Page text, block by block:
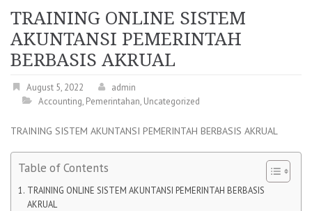
TRAINING ONLINE SISTEM
AKUNTANSI PEMERINTAH
BERBASIS AKRUAL
August 5, 2022
admin
Accounting, Pemerintahan, Uncategorized
TRAINING SISTEM AKUNTANSI PEMERINTAH BERBASIS AKRUAL
Table of Contents
TRAINING ONLINE SISTEM AKUNTANSI PEMERINTAH BERBASIS
AKRUAL